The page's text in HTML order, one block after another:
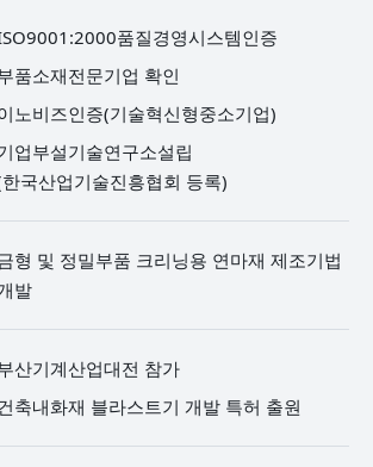
품질경영시스템인증
품소재전문기업 확인
노비즈인증(기술혁신형중소기업)
업부설기술연구소설립
국산업기술진흥협회 등록)
형 및 정밀부품 크리닝용 연마재 제조기법
발
산기계산업대전 참가
축내화재 블라스트기 개발 특허 출원